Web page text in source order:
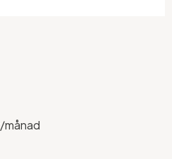
/månad